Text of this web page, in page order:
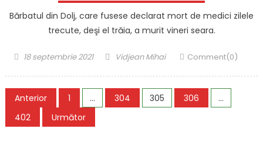
Bărbatul din Dolj, care fusese declarat mort de medici zilele
trecute, deşi el trăia, a murit vineri seara.
Posted
18 septembrie 2021 Author
Vidjean Mihai Comment(0)
Paginație
articole
Anterior 1 … 304 305 306
…
402
Următor